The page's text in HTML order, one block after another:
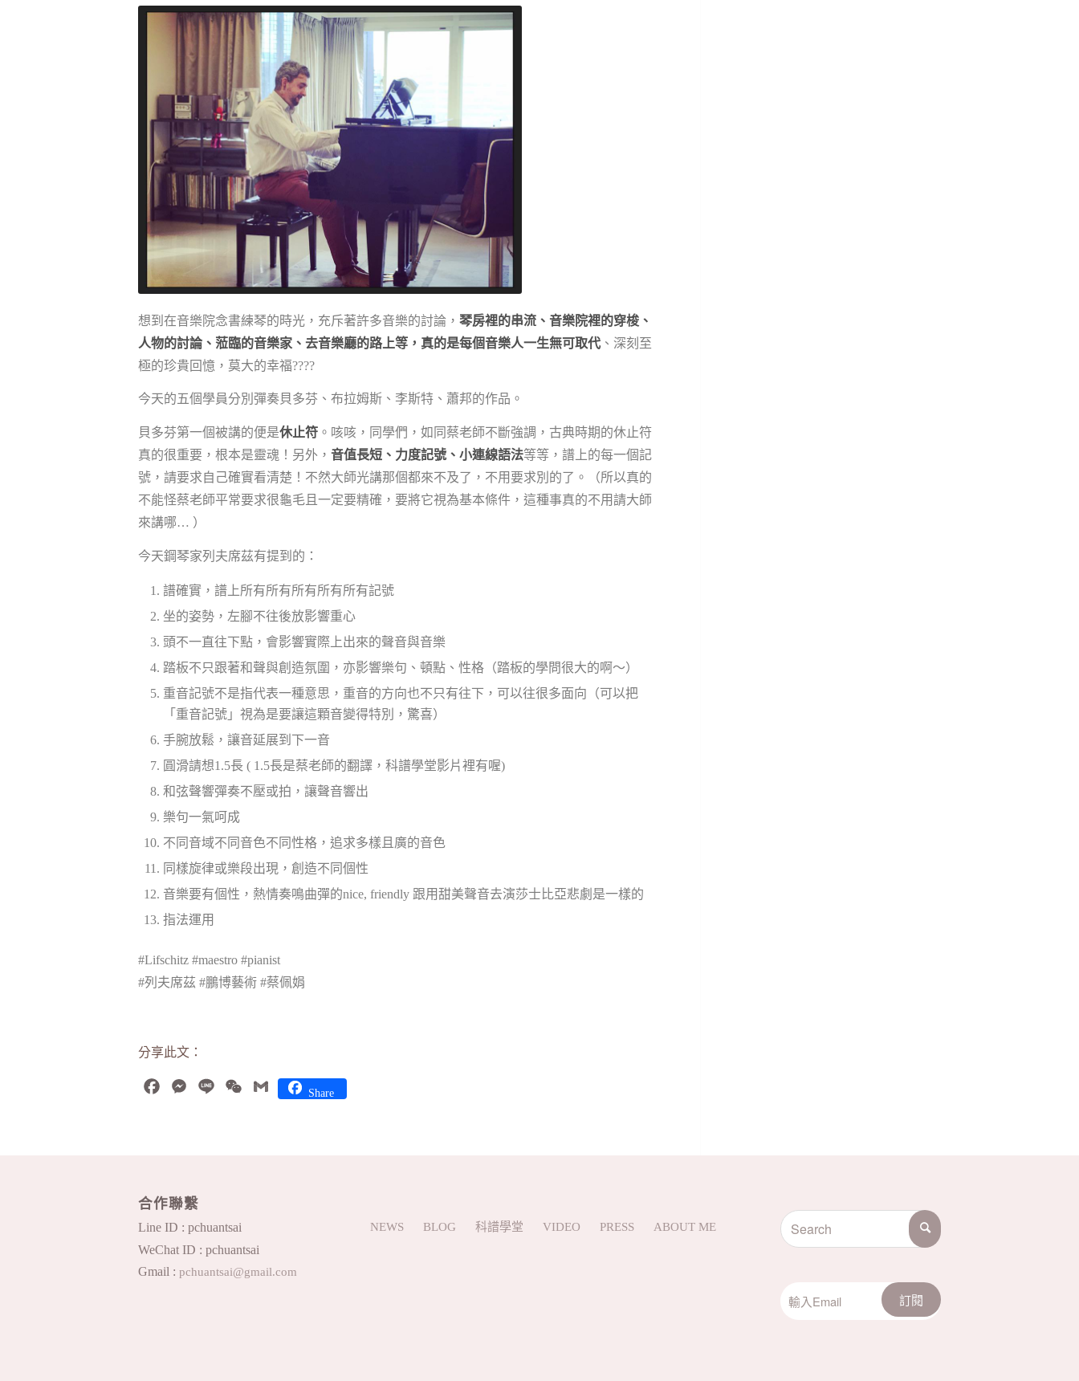
想到在音樂院念書練琴的時光，充斥著許多音樂的討論， 琴房裡的串流、音樂院裡的穿梭、
人物的討論、蒞臨的音樂家、去音樂廳的路上等，真的是每個音樂人一生無可取代、深刻至
極的珍貴回憶，莫大的幸福????
今天的五個學員分別彈奏貝多芬、布拉姆斯、李斯特、蕭邦的作品。
貝多芬第一個被講的便是休止符 。咳咳，同學們，如同蔡老師不斷強調，古典時期的休止符
真的很重要，根本是靈魂！另外， 音值長短、力度記號、小連線語法等等，譜上的每一個記
號，請要求自己確實看清楚！不然大師光講那個都來不及了，不用要求別的了。（所以真的
不能怪蔡老師平常要求很龜毛且一定要精確，要將它視為基本條件，這種事真的不用請大師
來講哪… ）
今天鋼琴家列夫席茲有提到的：
譜確實，譜上所有所有所有所有所有記號
坐的姿勢，左腳不往後放影響重心
頭不一直往下點，會影響實際上出來的聲音與音樂
踏板不只跟著和聲與創造氛圍，亦影響樂句、頓點、性格（踏板的學問很大的啊～）
重音記號不是指代表一種意思，重音的方向也不只有往下，可以往很多面向（可以把
「重音記號」視為是要讓這顆音變得特別，驚喜）
手腕放鬆，讓音延展到下一音
圓滑請想1.5長 ( 1.5長是蔡老師的翻譯，科譜學堂影片裡有喔)
和弦聲響彈奏不壓或拍，讓聲音響出
樂句一氣呵成
不同音域不同音色不同性格，追求多樣且廣的音色
同樣旋律或樂段出現，創造不同個性
音樂要有個性，熱情奏鳴曲彈的nice, friendly 跟用甜美聲音去演莎士比亞悲劇是一樣的
指法運用
#Lifschitz #maestro #pianist
#列夫席茲 #鵬博藝術 #蔡佩娟
分享此文：
FacebookMessenger
Line WeChatGmail
Share
合作聯繫
Line ID : pchuantsai
WeChat ID : pchuantsai
Gmail : pchuantsai@gmail.com
NEWS BLOG 科譜學堂 VIDEO PRESS ABOUT ME